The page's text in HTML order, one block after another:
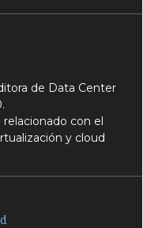
de Data Center
con el
y cloud